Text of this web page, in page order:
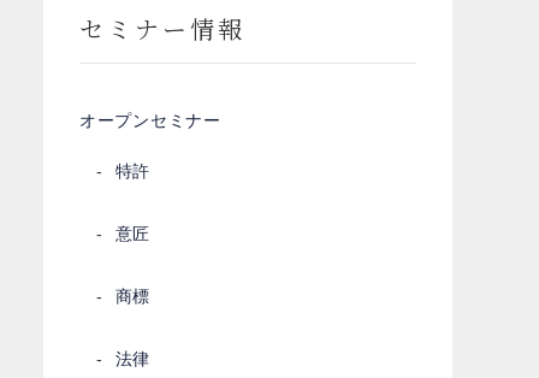
セミナー情報
オープンセミナー
特許
意匠
商標
法律